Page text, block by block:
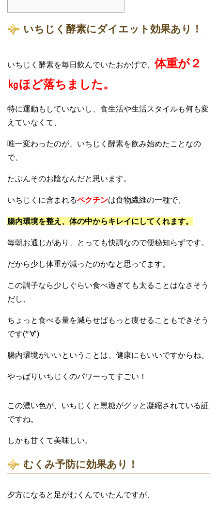
いちじく酵素にダイエット効果あり！
いちじく酵素を毎日飲んでいたおかげで、体重が２
㎏ほど落ちました。
特に運動もしていないし、食生活や生活スタイルも何も変
えていなくて、
唯一変わったのが、いちじく酵素を飲み始めたことなの
で、
たぶんそのお陰なんだと思います。
いちじくに含まれるペクチンは食物繊維の一種で、
腸内環境を整え、体の中からキレイにしてくれます。
毎朝お通じがあり、とっても快調なので便秘知らずです。
だから少し体重が減ったのかなと思ってます。
この調子なら少しぐらい食べ過ぎても太ることはなさそう
だし、
ちょっと食べる量を減らせばもっと痩せることもできそう
です(*‘∀‘)
腸内環境がいいということは、健康にもいいですからね。
やっぱりいちじくのパワーってすごい！
この濃い色が、いちじくと黒糖がグッと凝縮されている証
ですね。
しかも甘くて美味しい。
むくみ予防に効果あり！
夕方になると足がむくんでいたんですが、